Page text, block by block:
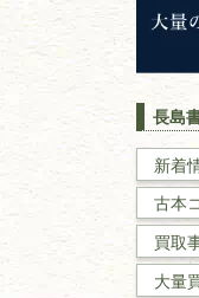
長島
新着
古本
買取
大量